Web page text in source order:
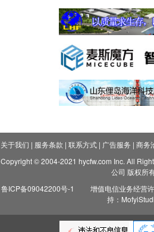
关于我们 | 服务条款 | 联系方式| 广告服务 | 商务
Copyright © 2004-2021 hycfw.com Inc. All
公司 版权所
鲁ICP备09042200号-1
增值电信业务经营
持：